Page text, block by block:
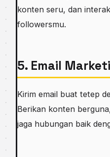
konten seru, dan
followersmu.
5. Email
Kirim email buat tetep
Berikan konten
jaga hubungan baik